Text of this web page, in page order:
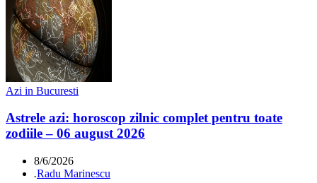
Azi in Bucuresti
Astrele azi: horoscop zilnic complet pentru toate
zodiile – 06 august 2026
8/6/2026
.Radu Marinescu